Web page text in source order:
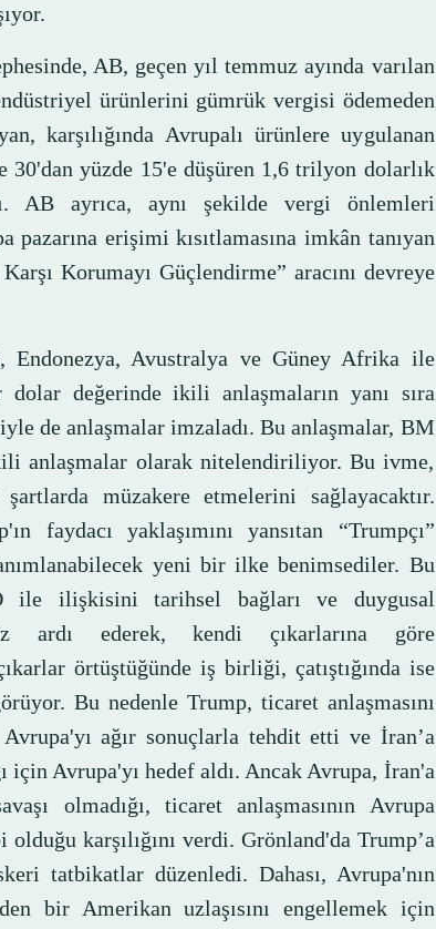
AB, geçen yıl temmuz ayında varılan
ürünlerini gümrük vergisi ödemeden
karşılığında Avrupalı ürünlere uygulanan
30'dan yüzde 15'e düşüren 1,6 trilyon dolarlık
AB ayrıca, aynı şekilde vergi önlemleri
pazarına erişimi kısıtlamasına imkân tanıyan
Korumayı Güçlendirme” aracını devreye
Endonezya, Avustralya ve Güney Afrika ile
dolar değerinde ikili anlaşmaların yanı sıra
de anlaşmalar imzaladı. Bu anlaşmalar, BM
anlaşmalar olarak nitelendiriliyor. Bu ivme,
müzakere etmelerini sağlayacaktır.
faydacı yaklaşımını yansıtan “Trumpçı”
yeni bir ilke benimsediler. Bu
ile ilişkisini tarihsel bağları ve duygusal
ardı ederek, kendi çıkarlarına göre
örtüştüğünde iş birliği, çatıştığında ise
Bu nedenle Trump, ticaret anlaşmasını
Avrupa'yı ağır sonuçlarla tehdit etti ve İran’a
için Avrupa'yı hedef aldı. Ancak Avrupa, İran'a
olmadığı, ticaret anlaşmasının Avrupa
karşılığını verdi. Grönland'da Trump’a
tatbikatlar düzenledi. Dahası, Avrupa'nın
bir Amerikan uzlaşısını engellemek için